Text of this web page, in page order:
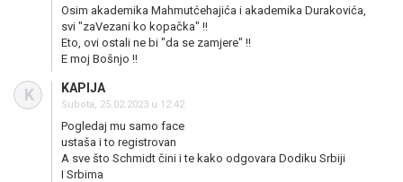
Osim akademika Mahmutćehajića i akademika Durakovića,
svi "zaVezani ko kopačka" !!
Eto, ovi ostali ne bi "da se zamjere" !!
E moj Bošnjo !!
K KAPIJA
Subota, 25.02.2023 u 12:42
Pogledaj mu samo face
ustaša i to registrovan
A sve što Schmidt čini i te kako odgovara Dodiku Srbiji
I Srbima